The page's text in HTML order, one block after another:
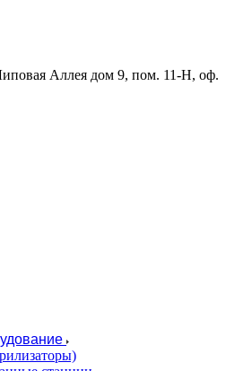
Аллея дом 9, пом. 11-Н, оф.